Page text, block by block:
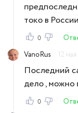
токо в
0
VanoRus
12
Последний
дело , можно
0